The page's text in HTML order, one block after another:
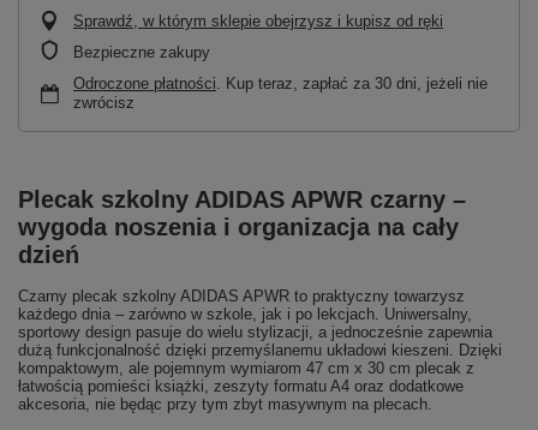
Sprawdź, w którym sklepie obejrzysz i kupisz od ręki
Bezpieczne zakupy
Odroczone płatności. Kup teraz, zapłać za 30 dni, jeżeli nie
zwrócisz
Plecak szkolny ADIDAS APWR czarny –
wygoda noszenia i organizacja na cały
dzień
Czarny plecak szkolny ADIDAS APWR to praktyczny towarzysz
każdego dnia – zarówno w szkole, jak i po lekcjach. Uniwersalny,
sportowy design pasuje do wielu stylizacji, a jednocześnie zapewnia
dużą funkcjonalność dzięki przemyślanemu układowi kieszeni. Dzięki
kompaktowym, ale pojemnym wymiarom 47 cm x 30 cm plecak z
łatwością pomieści książki, zeszyty formatu A4 oraz dodatkowe
akcesoria, nie będąc przy tym zbyt masywnym na plecach.